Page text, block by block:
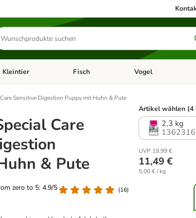
Menü öffnen: Hundefutter & Zubehör
Kleintier Kategorie-Menü öffnen: Kleintier
Fisch Kategorie-Menü
Vogel
Sensitive Digestion Puppy mit Huhn & Pute
Care
& Pute
zero to 5: 4.9/5
(16)
Artikel wählen (4
2,3 kg
UVP 19,99 €
11,49 €
5,00 € / kg